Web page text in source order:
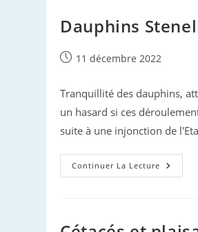
Dauphins
Publication
11 décembre 2022
Tranquillité des dauphins,
un hasard si ces
suite à une injonction de
Continuer La Lecture
Stenella